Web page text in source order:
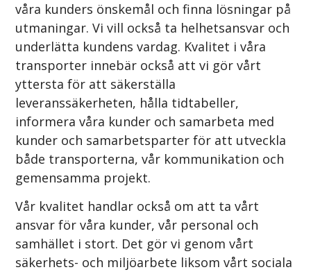
våra kunders önskemål och finna lösningar på
utmaningar. Vi vill också ta helhetsansvar och
underlätta kundens vardag. Kvalitet i våra
transporter innebär också att vi gör vårt
yttersta för att säkerställa
leveranssäkerheten, hålla tidtabeller,
informera våra kunder och samarbeta med
kunder och samarbetsparter för att utveckla
både transporterna, vår kommunikation och
gemensamma projekt.
Vår kvalitet handlar också om att ta vårt
ansvar för våra kunder, vår personal och
samhället i stort. Det gör vi genom vårt
säkerhets- och miljöarbete liksom vårt sociala